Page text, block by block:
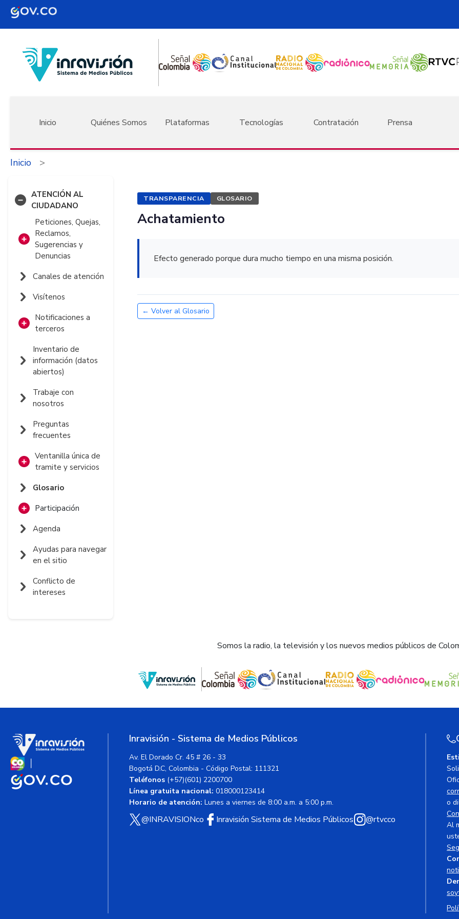
Pasar al contenido principal
Inicio Quiénes Somos Plataformas Tecnologías Contratación Prensa
Inicio
ATENCIÓN AL
CIUDADANO
Peticiones, Quejas,
Reclamos,
Sugerencias y
Denuncias
Contacto PQRSD
Seguimiento
Informes PQRSD
Reporte fallas en
la Señal
Canales de atención
Visítenos
Notificaciones a
terceros
Notificaciones por
aviso
Notificaciones
Judiciales
Inventario de
información (datos
abiertos)
Trabaje con
nosotros
Preguntas
frecuentes
Ventanilla única de
tramite y servicios
Listado de
servicios
Formulario en línea
servicios
trámites y
servicios
Glosario
Participación
Foros de discusión
Encuestas de
opinión
Agenda
Ayudas para navegar
en el sitio
Conflicto de
intereses
TRANSPARENCIA GLOSARIO
Achatamiento
Efecto generado porque dura mucho tiempo en una misma posición.
← Volver al Glosario
Somos la radio, la televisión y los nuevos medios públicos de
Inravisión - Sistema de Medios Públicos
Av. El Dorado Cr. 45 # 26 - 33
Bogotá D.C, Colombia - Código Postal: 111321
Teléfonos (+57)(601) 2200700
Línea gratuita nacional: 018000123414
Horario de atención: Lunes a viernes de 8:00 a.m. a 5:00 p.m.
@INRAVISIONco Inravisión Sistema de Medios Públicos @rtvcco
o
Al